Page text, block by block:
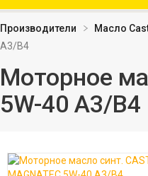
Производители Масло
A3/B4
Моторное
5W-40 A3/B4